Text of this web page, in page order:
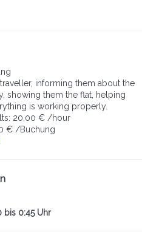
informing them about the
showing them the flat, helping
is working properly.
20,00 € /hour
€ /Buchung
bis 0:45 Uhr